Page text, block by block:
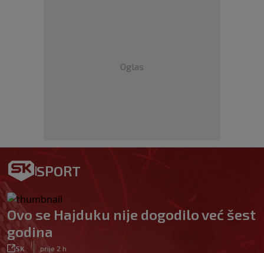
Oglas
SPORT
Ovo se Hajduku nije dogodilo već šest
godina
SK
|
prije 2 h